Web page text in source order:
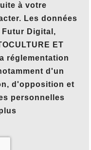
à votre
Les données
Futur Digital,
ET
réglementation
d'un
d'opposition et
personnelles